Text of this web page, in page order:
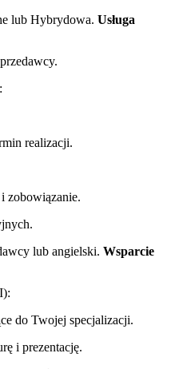
lub Hybrydowa. Usługa
realizacji.
zobowiązanie.
lub angielski. Wsparcie
do Twojej specjalizacji.
i prezentację.